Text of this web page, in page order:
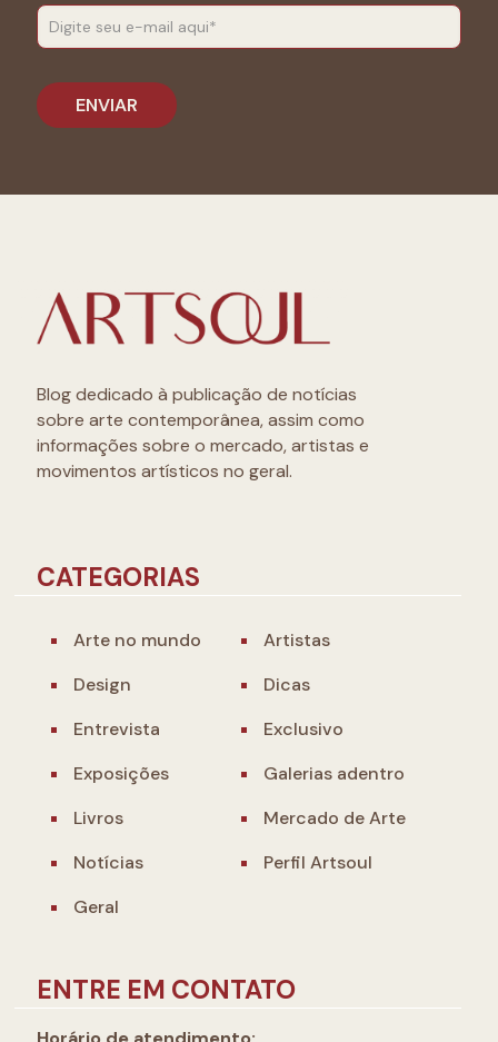
Blog dedicado à publicação de notícias
sobre arte contemporânea, assim como
informações sobre o mercado, artistas e
movimentos artísticos no geral.
CATEGORIAS
Arte no mundo
Artistas
Design
Dicas
Entrevista
Exclusivo
Exposições
Galerias adentro
Livros
Mercado de Arte
Notícias
Perfil Artsoul
Geral
ENTRE EM CONTATO